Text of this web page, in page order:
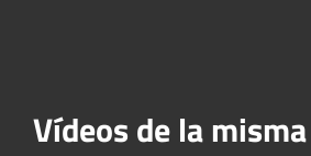
Vídeos de la